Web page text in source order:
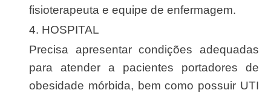
fisioterapeuta e equipe de enfermagem.
4. HOSPITAL
Precisa apresentar condições adequadas
para atender a pacientes portadores de
obesidade mórbida, bem como possuir UTI